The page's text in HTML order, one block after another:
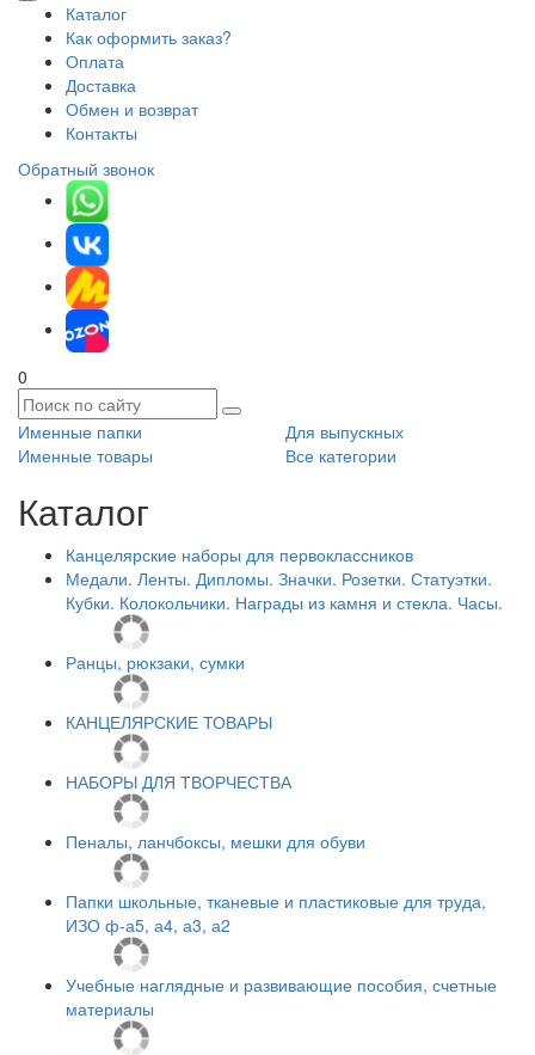
Каталог
Как оформить заказ?
Оплата
Доставка
Обмен и возврат
Контакты
Обратный звонок
0
Именные папки
Для выпускных
Именные товары
Все категории
Каталог
Канцелярские наборы для первоклассников
Медали. Ленты. Дипломы. Значки. Розетки. Статуэтки.
Кубки. Колокольчики. Награды из камня и стекла. Часы.
Ранцы, рюкзаки, сумки
КАНЦЕЛЯРСКИЕ ТОВАРЫ
НАБОРЫ ДЛЯ ТВОРЧЕСТВА
Пеналы, ланчбоксы, мешки для обуви
Папки школьные, тканевые и пластиковые для труда,
ИЗО ф-а5, а4, а3, а2
Учебные наглядные и развивающие пособия, счетные
материалы